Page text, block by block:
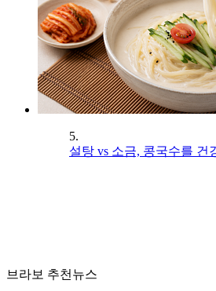
5.
설탕 vs 소금, 콩국수를 건
브라보 추천뉴스